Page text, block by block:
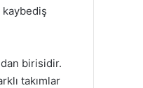
birisidir.
takımlar